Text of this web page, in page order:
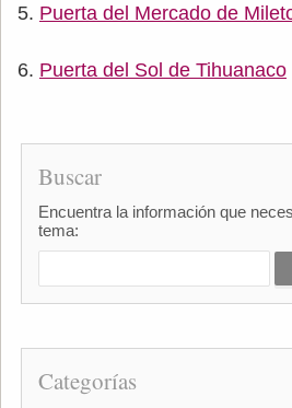
Puerta del Mercado de
Puerta del Sol de Tihuanaco
Buscar
Encuentra la información que
tema:
Categorías